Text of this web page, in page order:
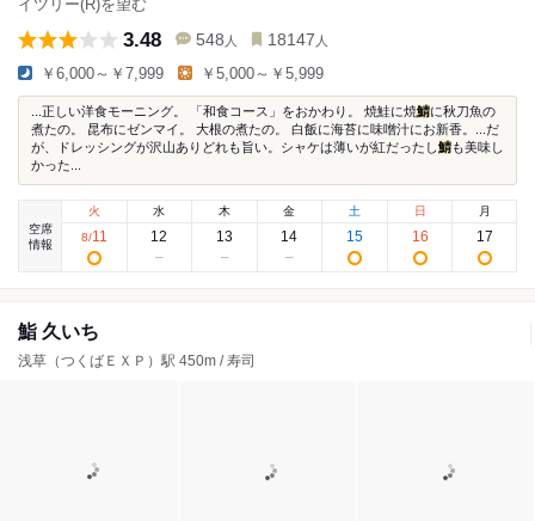
イツリー(R)を望む
3.48 548 人 18147 人
￥6,000～￥7,999 ￥5,000～￥5,999
...正しい洋食モーニング。 「和食コース」をおかわり。 焼鮭に焼鯖に秋刀魚の
煮たの。 昆布にゼンマイ。 大根の煮たの。 白飯に海苔に味噌汁にお新香。...だ
が、ドレッシングが沢山ありどれも旨い。シャケは薄いが紅だったし鯖も美味し
かった...
空席
情報
火
8/11
水
12
木
13
金
14
土
15
日
16
月
17
鮨 久いち
浅草（つくばＥＸＰ）駅 450m / 寿司